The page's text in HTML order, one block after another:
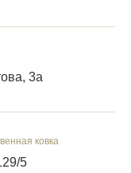
3а
ковка
5